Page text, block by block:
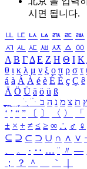
시면 됩니다.
ㅥ ㅦ ㅧ ㅨ ㅩ ㅪ ㅫ
ㅺ ㅻ ㅼ ㅽ ㅾ ㅿ ㆀ
Α Β ΓΔ Ε Ζ Η Θ Ι Κ
θ ι κ λ μ ν ξ ο π ρ σ τ
á à Á À é è É È ç Ç ê
Ä Ö Ü ä ö ü ß
ִֶֹ ֻּ ׁׂ ץ ת צ מ נ ה ב
‘ ’ “ ” 〔 〕 〈 〉 「
± × ÷ ≠ ≤ ≥ ∞ ∴ ♂ ♀
⊆ ⊇ ⊂ ⊃ ∪ ∩ ∧ ∨
、
。 · ‥ … ¨ 〃 ―
；
？ ＾ ｀